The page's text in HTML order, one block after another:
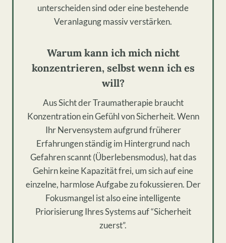
unterscheiden sind oder eine bestehende
Veranlagung massiv verstärken.
Warum kann ich mich nicht
konzentrieren, selbst wenn ich es
will?
Aus Sicht der Traumatherapie braucht
Konzentration ein Gefühl von Sicherheit. Wenn
Ihr Nervensystem aufgrund früherer
Erfahrungen ständig im Hintergrund nach
Gefahren scannt (Überlebensmodus), hat das
Gehirn keine Kapazität frei, um sich auf eine
einzelne, harmlose Aufgabe zu fokussieren. Der
Fokusmangel ist also eine intelligente
Priorisierung Ihres Systems auf “Sicherheit
zuerst”.